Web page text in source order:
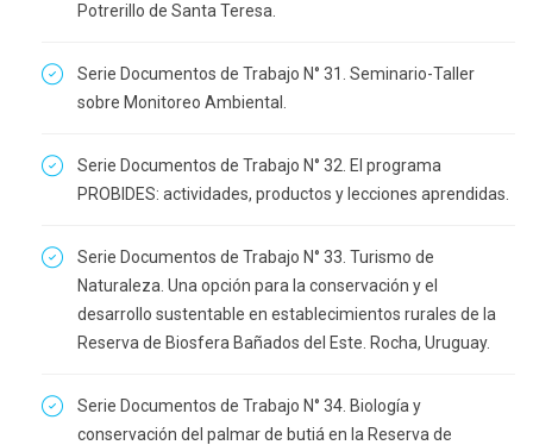
Potrerillo de Santa Teresa.
Serie Documentos de Trabajo N° 31. Seminario-Taller
sobre Monitoreo Ambiental.
Serie Documentos de Trabajo N° 32. El programa
PROBIDES: actividades, productos y lecciones aprendidas.
Serie Documentos de Trabajo N° 33. Turismo de
Naturaleza. Una opción para la conservación y el
desarrollo sustentable en establecimientos rurales de la
Reserva de Biosfera Bañados del Este. Rocha, Uruguay.
Serie Documentos de Trabajo N° 34. Biología y
conservación del palmar de butiá en la Reserva de